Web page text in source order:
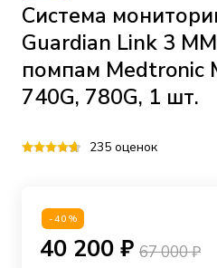
Система
Guardian Link 3
помпам Medtronic
740G, 780G, 1 шт.
235 оценок
-40%
40 200 ₽ 67 000 ₽